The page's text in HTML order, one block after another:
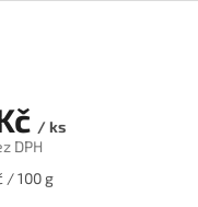
/ ks
DPH
/ 100 g